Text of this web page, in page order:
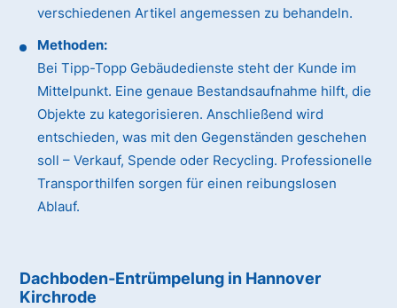
verschiedenen Artikel angemessen zu behandeln.
Methoden:
Bei Tipp-Topp Gebäudedienste steht der Kunde im
Mittelpunkt. Eine genaue Bestandsaufnahme hilft, die
Objekte zu kategorisieren. Anschließend wird
entschieden, was mit den Gegenständen geschehen
soll – Verkauf, Spende oder Recycling. Professionelle
Transporthilfen sorgen für einen reibungslosen
Ablauf.
Dachboden-Entrümpelung in Hannover
Kirchrode